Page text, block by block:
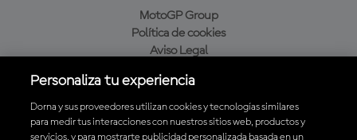
MotoGP Group
Política de cookies
Aviso Legal
Política de compra
Personaliza tu experiencia
Dorna y sus proveedores utilizan cookies y tecnologías similares
para medir tus interacciones con nuestros sitios web, productos y
servicios, y para mostrarte publicidad personalizada basada en un